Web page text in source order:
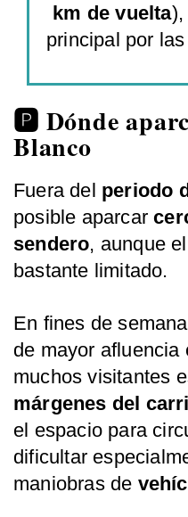
km de vuelta),
principal por
🅿️ Dónde
Blanco
Fuera del periodo
posible aparcar
sendero, aunque
bastante limitado.
En fines de
de mayor afluencia
muchos visitantes
márgenes del
el espacio para
dificultar
maniobras de